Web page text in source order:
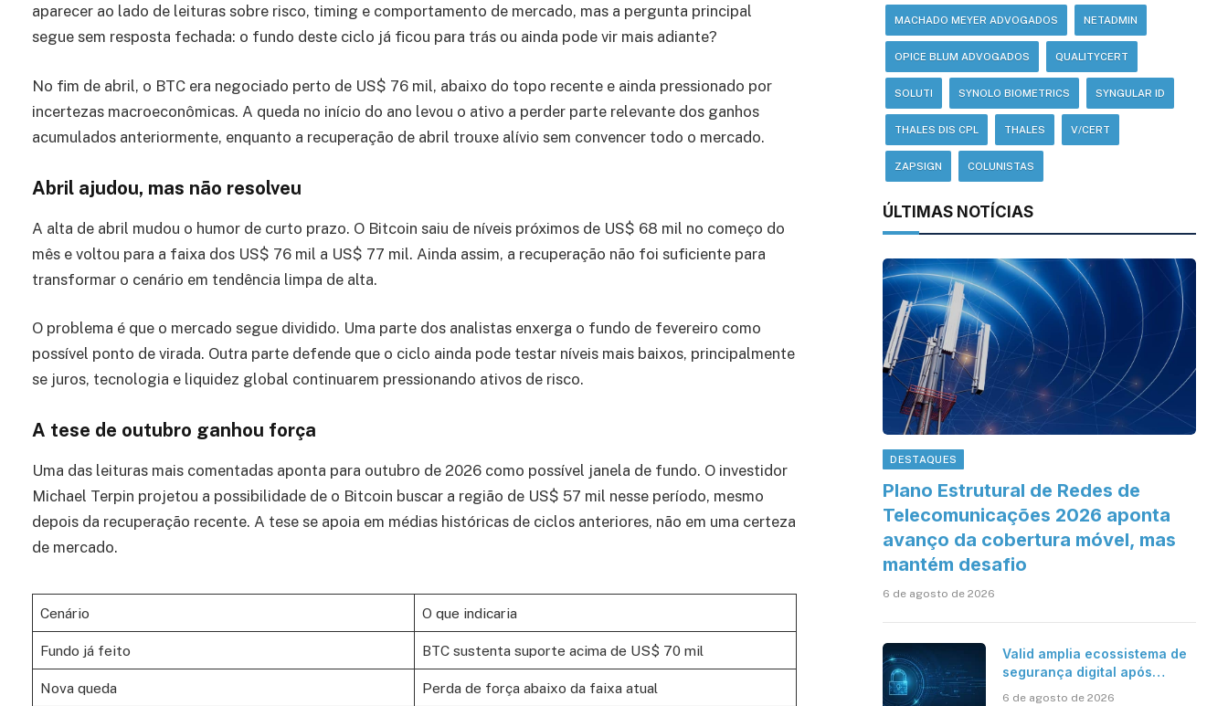
aparecer ao lado de leituras sobre risco, timing e comportamento de mercado, mas a pergunta principal
segue sem resposta fechada: o fundo deste ciclo já ficou para trás ou ainda pode vir mais adiante?
No fim de abril, o BTC era negociado perto de US$ 76 mil, abaixo do topo recente e ainda pressionado por
incertezas macroeconômicas. A queda no início do ano levou o ativo a perder parte relevante dos ganhos
acumulados anteriormente, enquanto a recuperação de abril trouxe alívio sem convencer todo o mercado.
Abril ajudou, mas não resolveu
A alta de abril mudou o humor de curto prazo. O Bitcoin saiu de níveis próximos de US$ 68 mil no começo do
mês e voltou para a faixa dos US$ 76 mil a US$ 77 mil. Ainda assim, a recuperação não foi suficiente para
transformar o cenário em tendência limpa de alta.
O problema é que o mercado segue dividido. Uma parte dos analistas enxerga o fundo de fevereiro como
possível ponto de virada. Outra parte defende que o ciclo ainda pode testar níveis mais baixos, principalmente
se juros, tecnologia e liquidez global continuarem pressionando ativos de risco.
A tese de outubro ganhou força
Uma das leituras mais comentadas aponta para outubro de 2026 como possível janela de fundo. O investidor
Michael Terpin projetou a possibilidade de o Bitcoin buscar a região de US$ 57 mil nesse período, mesmo
depois da recuperação recente. A tese se apoia em médias históricas de ciclos anteriores, não em uma certeza
de mercado.
Cenário O que indicaria
Fundo já feito BTC sustenta suporte acima de US$ 70 mil
Nova queda Perda de força abaixo da faixa atual
MACHADO MEYER ADVOGADOS NETADMIN
OPICE BLUM ADVOGADOS QUALITYCERT
SOLUTI SYNOLO BIOMETRICS SYNGULAR ID
THALES DIS CPL THALES V/CERT
ZAPSIGN COLUNISTAS
ÚLTIMAS NOTÍCIAS
DESTAQUES
Plano Estrutural de Redes de
Telecomunicações 2026 aponta
avanço da cobertura móvel, mas
mantém desafio
6 de agosto de 2026
Valid amplia ecossistema de
segurança digital após
6 de agosto de 2026